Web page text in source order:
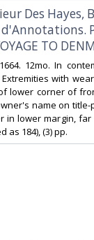
Des Hayes,
TO
12mo. In
with
lower corner of
name on
in lower margin,
as 184), (3) pp.